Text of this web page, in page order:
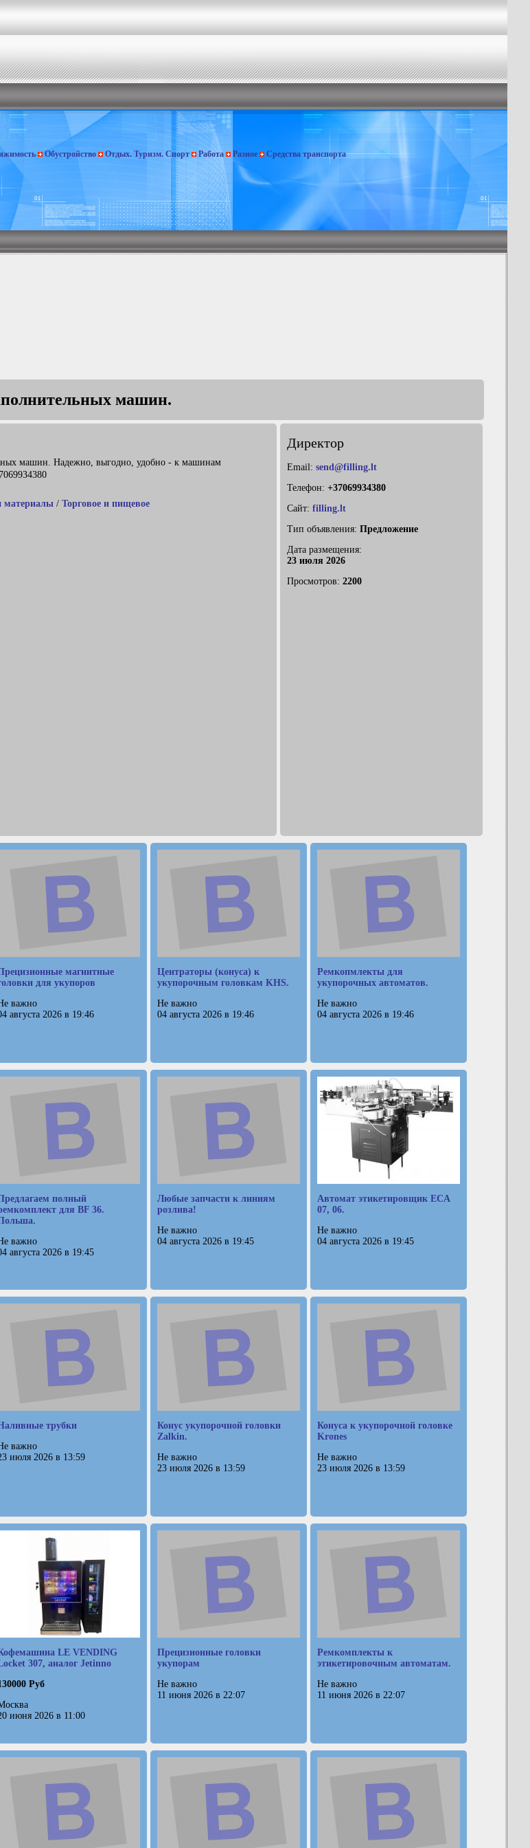
Обустройство Отдых. Туризм. Спорт Работа Разное Средства транспорта
машин.
машин. Надежно, выгодно, удобно - к машинам
материалы / Торговое и пищевое
Директор
Email: send@filling.lt
Телефон: +37069934380
Сайт: filling.lt
Тип объявления: Предложение
Дата размещения:
23 июля 2026
Просмотров: 2200
магнитные
для укупоров
важно
августа 2026 в 19:46
Центраторы (конуса) к
укупорочным головкам KHS.
Не важно
04 августа 2026 в 19:46
Ремкопмлекты для
укупорочных автоматов.
Не важно
04 августа 2026 в 19:46
полный
для BF 36.
важно
августа 2026 в 19:45
Любые запчасти к линиям
розлива!
Не важно
04 августа 2026 в 19:45
Автомат этикетировщик ECA
07, 06.
Не важно
04 августа 2026 в 19:45
трубки
важно
июля 2026 в 13:59
Конус укупорочной головки
Zalkin.
Не важно
23 июля 2026 в 13:59
Конуса к укупорочной головке
Krones
Не важно
23 июля 2026 в 13:59
LE VENDING
307, аналог Jetinno
Руб
июня 2026 в 11:00
Прецизионные головки
укупорам
Не важно
11 июня 2026 в 22:07
Ремкомплекты к
этикетировочным автоматам.
Не важно
11 июня 2026 в 22:07